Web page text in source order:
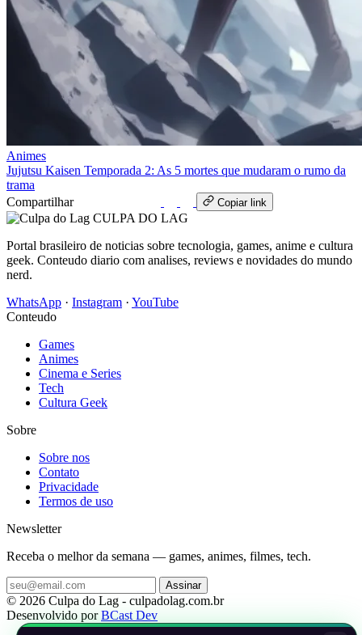
Animes
Jujutsu Kaisen Temporada 2: As 5 mortes que mudaram o rumo da
trama
Compartilhar
Copiar link
CULPA DO LAG
Portal brasileiro de noticias sobre tecnologia, games, anime e cultura
geek. Conteudo diario com analises, reviews e novidades do mundo
nerd.
WhatsApp · Instagram · YouTube
Conteudo
Games
Animes
Cinema e Series
Tech
Cultura Geek
Sobre
Sobre nos
Contato
Privacidade
Termos de uso
Newsletter
Receba o melhor da semana — games, animes, filmes, tech.
Assinar
© 2026 Culpa do Lag - culpadolag.com.br
Desenvolvido porBCast Dev